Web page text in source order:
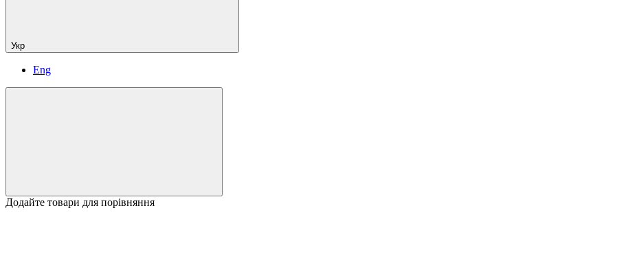
Укр
Eng
Додайте товари для порівняння